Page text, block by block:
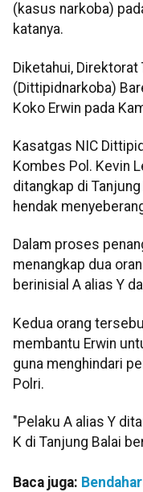
(kasus narkoba)
katanya.
Diketahui, Direktorat
(Dittipidnarkoba)
Koko Erwin pada
Kasatgas NIC
Kombes Pol. Kevin
ditangkap di
hendak
Dalam proses
menangkap dua
berinisial A alias Y
Kedua orang
membantu Erwin
guna menghindari
Polri.
"Pelaku A alias Y
K di Tanjung Balai
Baca juga: